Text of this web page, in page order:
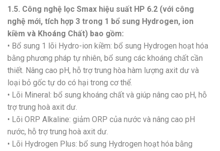
1.5. Công nghệ lọc Smax hiệu suất HP 6.2 (với công
nghệ mới, tích hợp 3 trong 1 bổ sung Hydrogen, ion
kiềm và Khoáng Chất) bao gồm:
• Bổ sung 1 lõi Hydro-ion kiềm: bổ sung Hydrogen hoạt hóa
bằng phương pháp tự nhiên, bổ sung các khoáng chất cần
thiết. Nâng cao pH, hỗ trợ trung hòa hàm lượng axit dư và
loại bỏ gốc tự do có hại trong cơ thể.
• Lõi Mineral: bổ sung khoáng chất và giúp nâng cao pH, hỗ
trợ trung hoà axit dư.
• Lõi ORP Alkaline: giảm ORP của nước và nâng cao pH
nước, hỗ trợ trung hoà axit dư.
• Lõi Hydrogen Plus: bổ sung Hydrogen hoạt hóa bằng